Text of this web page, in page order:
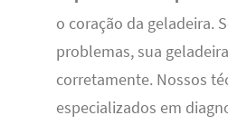
o coração da geladeira.
problemas, sua
corretamente. Nossos
especializados em